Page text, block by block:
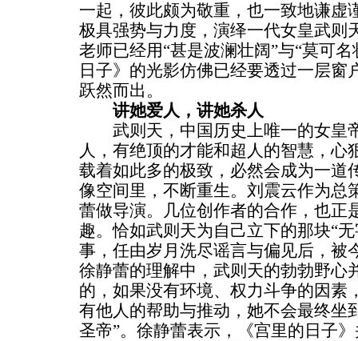
一起，彼此颇为敬重，也一致地谦虚
极具强势与力度，演绎一代女皇武则
老师已经用“甚是波澜壮阔”与“莫可
日子》的光影仿佛已经要透过一层窗
跃然而出。
讲她爱人，讲她杀人
武则天，中国历史上唯一的女皇
人，有绝顶的才能和超人的智慧，心
载着如此多的极致，必然会成为一道
像空间里，不断重生。刘震云作为总
蕾做导演。几位创作者的合作，也正
趣。恰如武则天为自己立下的那块“
事，任由岁月洗尽谣言与偏见后，被
徐静蕾的理解中，武则天的勃勃野心
的，如果没有环境、权力斗争的因素
有他人的帮助与推动，她不会最终坐
圣帝”。徐静蕾表示，《宫里的日子